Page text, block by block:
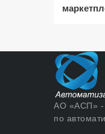
АО «АСП» -
по